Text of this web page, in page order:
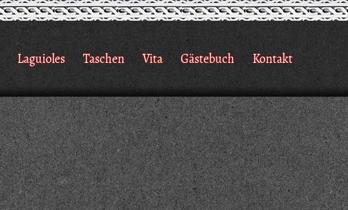
Laguioles Taschen Vita Gästebuch Kontakt